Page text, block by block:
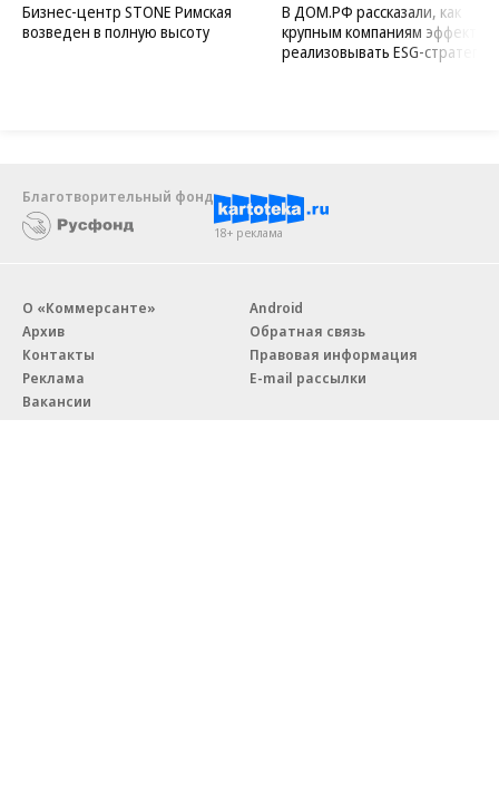
Бизнес-центр STONE Римская
возведен в полную высоту
В ДОМ.РФ рассказали, как
крупным компаниям
реализовывать ESG-стратегию
Благотворительный фонд
18+ реклама
О «Коммерсанте»
Архив
Контакты
Реклама
Вакансии
Android
Обратная связь
Правовая информация
E-mail рассылки